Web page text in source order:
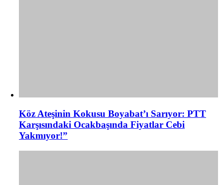
Köz Ateşinin Kokusu Boyabat’ı Sarıyor: PTT
Karşısındaki Ocakbaşında Fiyatlar Cebi
Yakmıyor!”